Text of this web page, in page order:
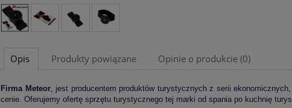
Opis Produkty powiązane Opinie o produkcie (0)
Firma Meteor, jest producentem produktów turystycznych z serii
cenie. Oferujemy ofertę sprzętu turystycznego tej marki od spania po kuchnię